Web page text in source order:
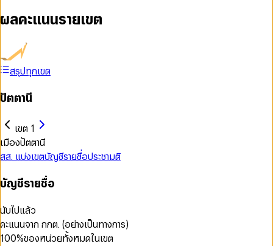
ผลคะแนนรายเขต
สรุปทุกเขต
ปัตตานี
เขต 1
เมืองปัตตานี
สส. แบ่งเขตบัญชีรายชื่อประชามติ
บัญชีรายชื่อ
นับไปแล้ว
คะแนนจาก กกต. (อย่างเป็นทางการ)
100%ของหน่วยทั้งหมดในเขต